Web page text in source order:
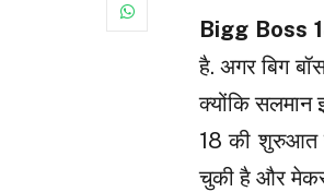
Bigg Boss
है. अगर बिग
क्योंकि सलमान
18 की शुरुआत
चुकी है और